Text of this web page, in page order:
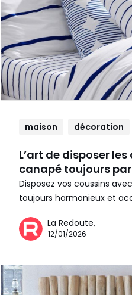
maison décoration
L’art de disposer
canapé toujours
Disposez vos coussins
toujours harmonieux et
La Redoute,
12/01/2026